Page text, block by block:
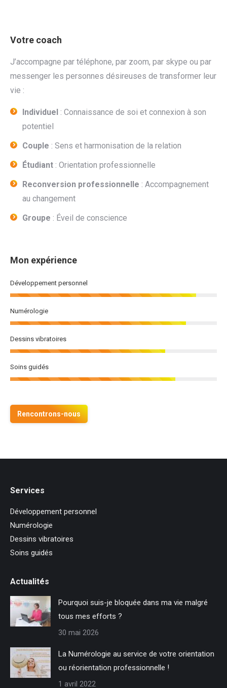
Votre coach
J’accompagne par téléphone, par zoom, par skype ou par
messenger les personnes désireuses de transformer leur
vie :
Individuel : Connaissance de soi et connexion à son
potentiel
Couple : Sens et harmonisation de la relation
Étudiant : Orientation professionnelle
Reconversion professionnelle : Accompagnement
au changement
Groupe : Éveil de conscience
Mon expérience
Développement personnel
Numérologie
Dessins vibratoires
Soins guidés
Rencontrons-nous
Services
Développement personnel
Numérologie
Dessins vibratoires
Soins guidés
Actualités
Pourquoi suis-je bloquée dans ma vie malgré
tous mes efforts ?
30 mai 2026
La Numérologie au service de votre orientation
ou réorientation professionnelle !
1 avril 2022